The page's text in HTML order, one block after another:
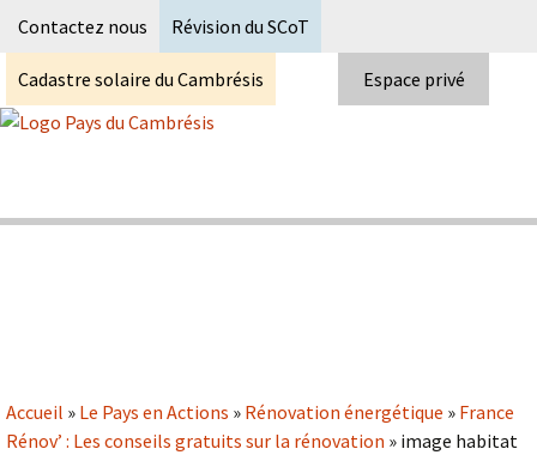
Contactez nous Révision du SCoT
Cadastre solaire du Cambrésis Espace privé
Accueil » Le Pays en Actions » Rénovation énergétique » France
Rénov’ : Les conseils gratuits sur la rénovation » image habitat